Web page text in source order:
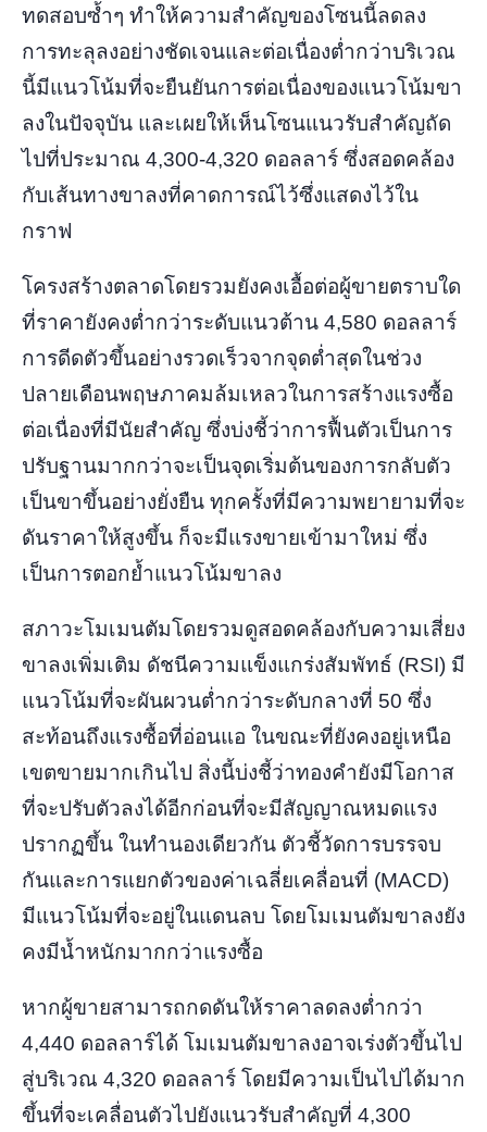
ทดสอบซ้ำๆ ทำให้ความสำคัญของโซนนี้ลดลง
การทะลุลงอย่างชัดเจนและต่อเนื่องต่ำกว่าบริเวณ
นี้มีแนวโน้มที่จะยืนยันการต่อเนื่องของแนวโน้มขา
ลงในปัจจุบัน และเผยให้เห็นโซนแนวรับสำคัญถัด
ไปที่ประมาณ 4,300-4,320 ดอลลาร์ ซึ่งสอดคล้อง
กับเส้นทางขาลงที่คาดการณ์ไว้ซึ่งแสดงไว้ใน
กราฟ
โครงสร้างตลาดโดยรวมยังคงเอื้อต่อผู้ขายตราบใด
ที่ราคายังคงต่ำกว่าระดับแนวต้าน 4,580 ดอลลาร์
การดีดตัวขึ้นอย่างรวดเร็วจากจุดต่ำสุดในช่วง
ปลายเดือนพฤษภาคมล้มเหลวในการสร้างแรงซื้อ
ต่อเนื่องที่มีนัยสำคัญ ซึ่งบ่งชี้ว่าการฟื้นตัวเป็นการ
ปรับฐานมากกว่าจะเป็นจุดเริ่มต้นของการกลับตัว
เป็นขาขึ้นอย่างยั่งยืน ทุกครั้งที่มีความพยายามที่จะ
ดันราคาให้สูงขึ้น ก็จะมีแรงขายเข้ามาใหม่ ซึ่ง
เป็นการตอกย้ำแนวโน้มขาลง
สภาวะโมเมนตัมโดยรวมดูสอดคล้องกับความเสี่ยง
ขาลงเพิ่มเติม ดัชนีความแข็งแกร่งสัมพัทธ์ (RSI) มี
แนวโน้มที่จะผันผวนต่ำกว่าระดับกลางที่ 50 ซึ่ง
สะท้อนถึงแรงซื้อที่อ่อนแอ ในขณะที่ยังคงอยู่เหนือ
เขตขายมากเกินไป สิ่งนี้บ่งชี้ว่าทองคำยังมีโอกาส
ที่จะปรับตัวลงได้อีกก่อนที่จะมีสัญญาณหมดแรง
ปรากฏขึ้น ในทำนองเดียวกัน ตัวชี้วัดการบรรจบ
กันและการแยกตัวของค่าเฉลี่ยเคลื่อนที่ (MACD)
มีแนวโน้มที่จะอยู่ในแดนลบ โดยโมเมนตัมขาลงยัง
คงมีน้ำหนักมากกว่าแรงซื้อ
หากผู้ขายสามารถกดดันให้ราคาลดลงต่ำกว่า
4,440 ดอลลาร์ได้ โมเมนตัมขาลงอาจเร่งตัวขึ้นไป
สู่บริเวณ 4,320 ดอลลาร์ โดยมีความเป็นไปได้มาก
ขึ้นที่จะเคลื่อนตัวไปยังแนวรับสำคัญที่ 4,300